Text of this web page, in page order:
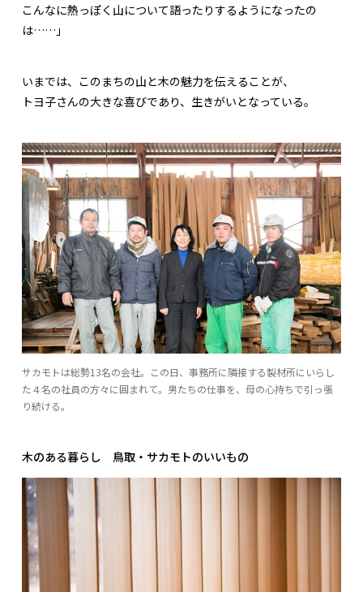
こんなに熱っぽく山について語ったりするようになったの
は……」
いまでは、このまちの山と木の魅力を伝えることが、
トヨ子さんの大きな喜びであり、生きがいとなっている。
サカモトは総勢13名の会社。この日、事務所に隣接する製材所にいらし
た４名の社員の方々に囲まれて。男たちの仕事を、母の心持ちで引っ張
り続ける。
木のある暮らし 鳥取・サカモトのいいもの